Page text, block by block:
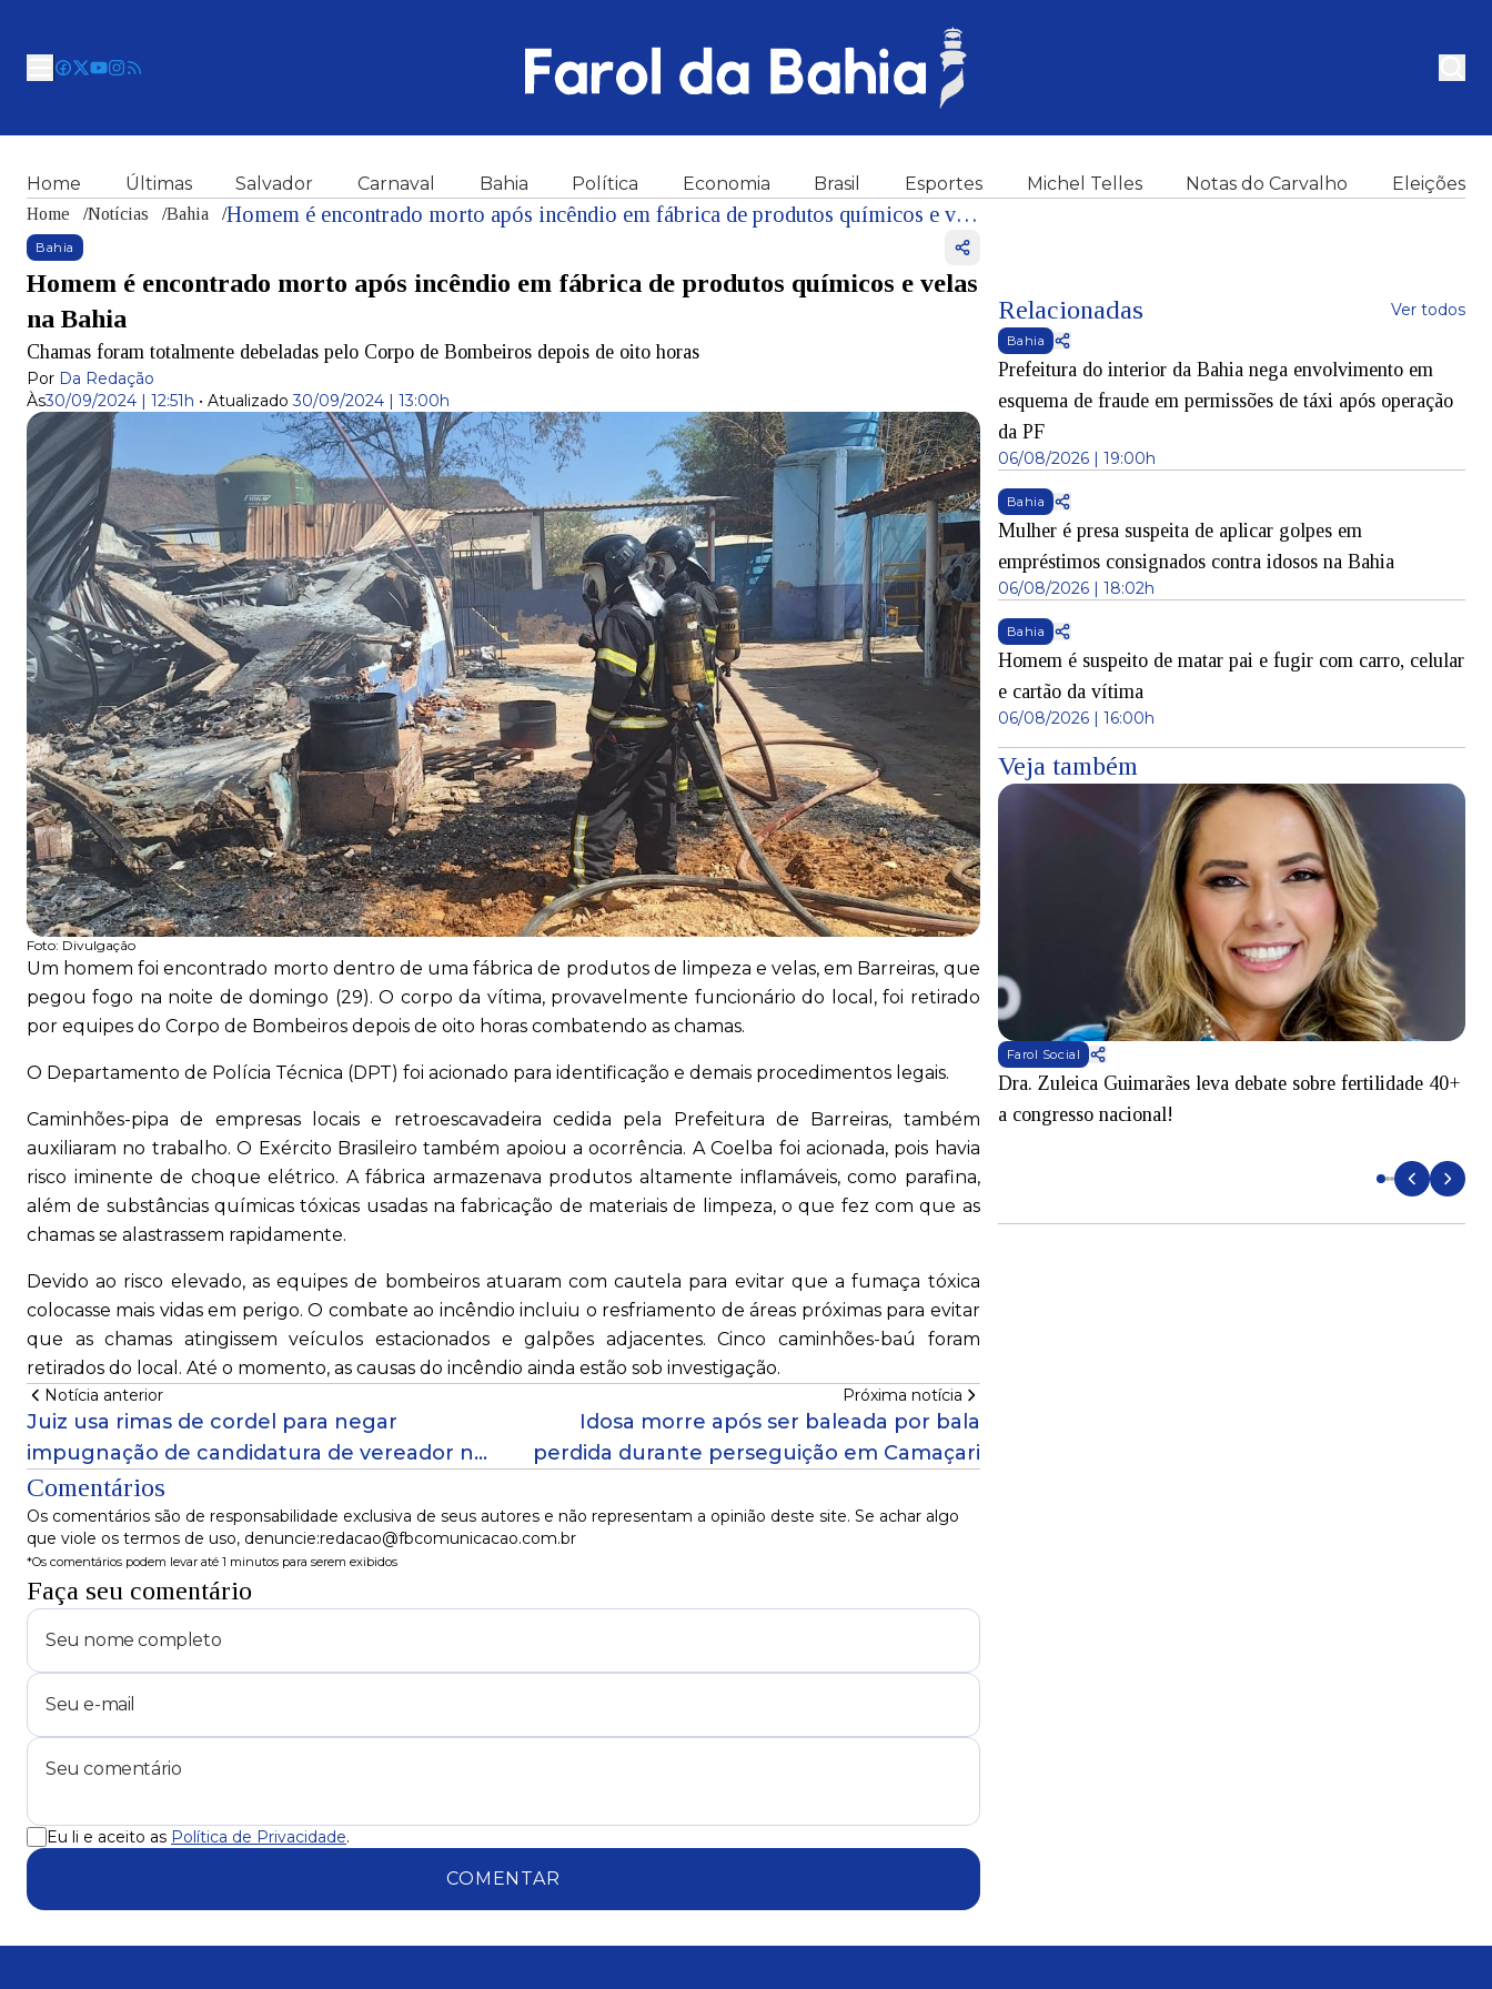
Home Últimas Salvador Carnaval Bahia Política Economia Brasil Esportes Michel Telles Notas do Carvalho Eleições
Home /Notícias /Bahia / Homem é encontrado morto após incêndio em fábrica de produtos químicos e velas na Bahia
Bahia
Homem é encontrado morto após incêndio em fábrica de produtos químicos e velas
na Bahia
Chamas foram totalmente debeladas pelo Corpo de Bombeiros depois de oito horas
Por Da Redação
Às30/09/2024 | 12:51h • Atualizado 30/09/2024 | 13:00h
Foto: Divulgação
Um homem foi encontrado morto dentro de uma fábrica de produtos de limpeza e velas, em Barreiras, que
pegou fogo na noite de domingo (29). O corpo da vítima, provavelmente funcionário do local, foi retirado
por equipes do Corpo de Bombeiros depois de oito horas combatendo as chamas.
O Departamento de Polícia Técnica (DPT) foi acionado para identificação e demais procedimentos legais.
Caminhões-pipa de empresas locais e retroescavadeira cedida pela Prefeitura de Barreiras, também
auxiliaram no trabalho. O Exército Brasileiro também apoiou a ocorrência. A Coelba foi acionada, pois havia
risco iminente de choque elétrico. A fábrica armazenava produtos altamente inflamáveis, como parafina,
além de substâncias químicas tóxicas usadas na fabricação de materiais de limpeza, o que fez com que as
chamas se alastrassem rapidamente.
Devido ao risco elevado, as equipes de bombeiros atuaram com cautela para evitar que a fumaça tóxica
colocasse mais vidas em perigo. O combate ao incêndio incluiu o resfriamento de áreas próximas para evitar
que as chamas atingissem veículos estacionados e galpões adjacentes. Cinco caminhões-baú foram
retirados do local. Até o momento, as causas do incêndio ainda estão sob investigação.
Notícia anterior
Juiz usa rimas de cordel para negar
impugnação de candidatura de vereador na
Bahia
Próxima notícia
Idosa morre após ser baleada por bala
perdida durante perseguição em Camaçari
Comentários
Os comentários são de responsabilidade exclusiva de seus autores e não representam a opinião deste site. Se achar algo
que viole os termos de uso, denuncie:redacao@fbcomunicacao.com.br
*Os comentários podem levar até 1 minutos para serem exibidos
Faça seu comentário
Eu li e aceito as Política de Privacidade.
COMENTAR
Relacionadas Ver todos
Bahia
Prefeitura do interior da Bahia nega envolvimento em
esquema de fraude em permissões de táxi após operação
da PF
06/08/2026 | 19:00h
Bahia
Mulher é presa suspeita de aplicar golpes em
empréstimos consignados contra idosos na Bahia
06/08/2026 | 18:02h
Bahia
Homem é suspeito de matar pai e fugir com carro, celular
e cartão da vítima
06/08/2026 | 16:00h
Veja também
Dra. Zuleica Guimarães leva debate sobre fertilidade 40+
a congresso nacional!
Michel Telles
Triplex de R$ 12 milhões de Bruna Marquezine
Shawn Mendes está hospedado chama atenção de